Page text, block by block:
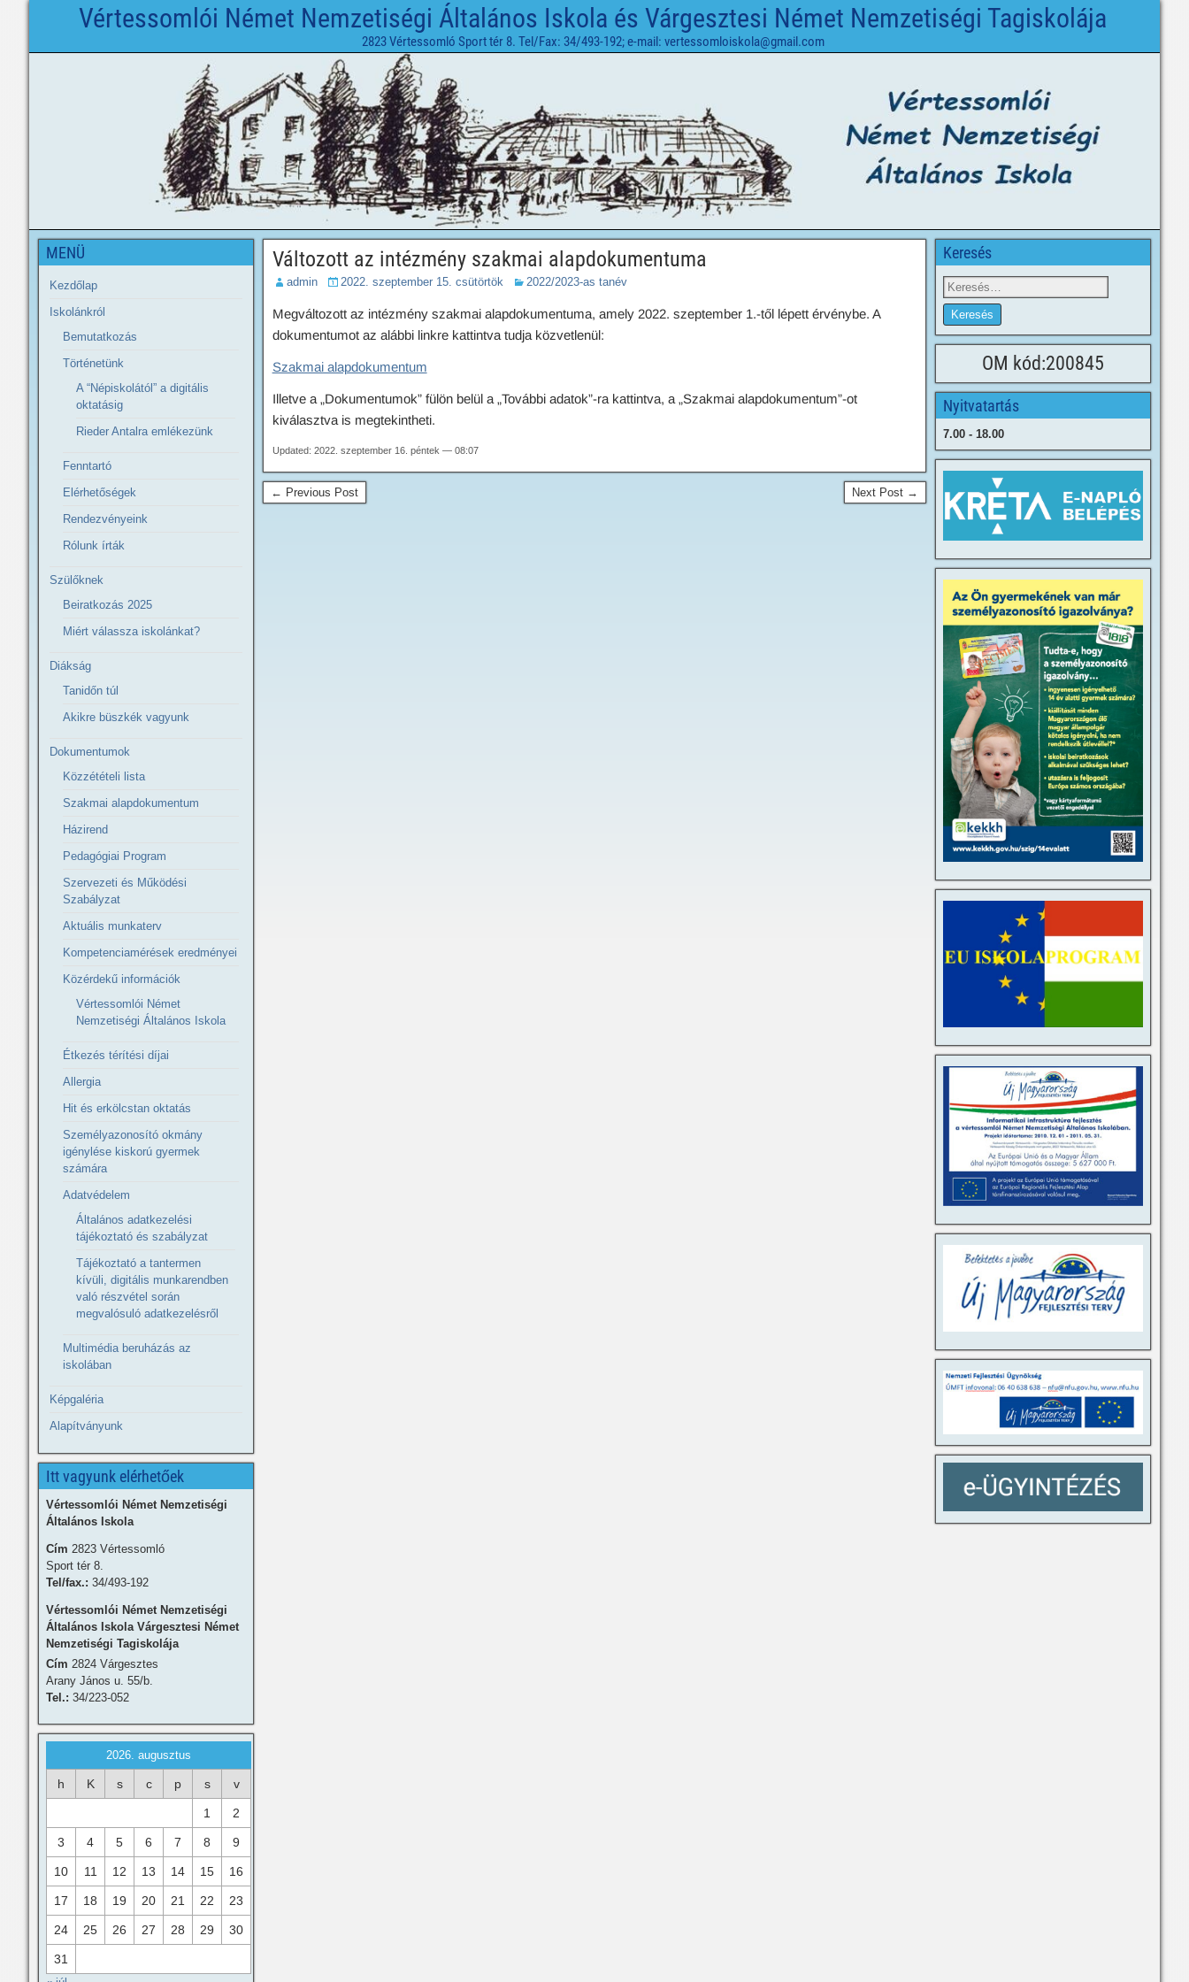
Vértessomlói Német Nemzetiségi Általános Iskola és Várgesztesi Német Nemzetiségi Tagiskolája
2823 Vértessomló Sport tér 8. Tel/Fax: 34/493-192; e-mail: vertessomloiskola@gmail.com
Változott az intézmény szakmai alapdokumentuma
admin 2022. szeptember 15. csütörtök 2022/2023-as tanév
Megváltozott az intézmény szakmai alapdokumentuma, amely 2022. szeptember 1.-től lépett érvénybe. A
dokumentumot az alábbi linkre kattintva tudja közvetlenül:
Szakmai alapdokumentum
Illetve a „Dokumentumok” fülön belül a „További adatok”-ra kattintva, a „Szakmai alapdokumentum”-ot
kiválasztva is megtekintheti.
Updated: 2022. szeptember 16. péntek — 08:07
← Previous Post Next Post →
MENÜ
Kezdőlap
Iskolánkról
Bemutatkozás
Történetünk
A “Népiskolától” a digitális
oktatásig
Rieder Antalra emlékezünk
Fenntartó
Elérhetőségek
Rendezvényeink
Rólunk írták
Szülőknek
Beiratkozás 2025
Miért válassza iskolánkat?
Diákság
Tanidőn túl
Akikre büszkék vagyunk
Dokumentumok
Közzétételi lista
Szakmai alapdokumentum
Házirend
Pedagógiai Program
Szervezeti és Működési
Szabályzat
Aktuális munkaterv
Kompetenciamérések eredményei
Közérdekű információk
Vértessomlói Német
Nemzetiségi Általános Iskola
Étkezés térítési díjai
Allergia
Hit és erkölcstan oktatás
Személyazonosító okmány
igénylése kiskorú gyermek
számára
Adatvédelem
Általános adatkezelési
tájékoztató és szabályzat
Tájékoztató a tantermen
kívüli, digitális munkarendben
való részvétel során
megvalósuló adatkezelésről
Multimédia beruházás az
iskolában
Képgaléria
Alapítványunk
Itt vagyunk elérhetőek
Vértessomlói Német Nemzetiségi
Általános Iskola
Cím 2823 Vértessomló
Sport tér 8.
Tel/fax.: 34/493-192
Vértessomlói Német Nemzetiségi
Általános Iskola Várgesztesi Német
Nemzetiségi Tagiskolája
Cím 2824 Várgesztes
Arany János u. 55/b.
Tel.: 34/223-052
2026. augusztus
h K s c p s v
1 2
3 4 5 6 7 8 9
10 11 12 13 14 15 16
17 18 19 20 21 22 23
24 25 26 27 28 29 30
31
Keresés
OM kód:200845
Nyitvatartás
7.00 - 18.00